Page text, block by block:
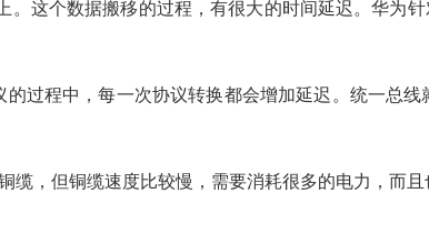
这个数据搬移的过程，有很大的时间延迟。华为
过程中，每一次协议转换都会增加延迟。统一总
，但铜缆速度比较慢，需要消耗很多的电力，而